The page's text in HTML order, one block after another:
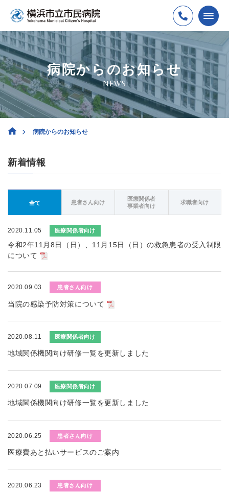
病院からのお知らせ
NEWS
病院からのお知らせ
新着情報
全て 患者さん向け
医療関係者
事業者向け
求職者向け
2020.11.05 医療関係者向け
令和2年11月8日（日）、11月15日（日）の救急患者の受入制限
について
2020.09.03 患者さん向け
当院の感染予防対策について
2020.08.11 医療関係者向け
地域関係機関向け研修一覧を更新しました
2020.07.09 医療関係者向け
地域関係機関向け研修一覧を更新しました
2020.06.25 患者さん向け
医療費あと払いサービスのご案内
2020.06.23 患者さん向け